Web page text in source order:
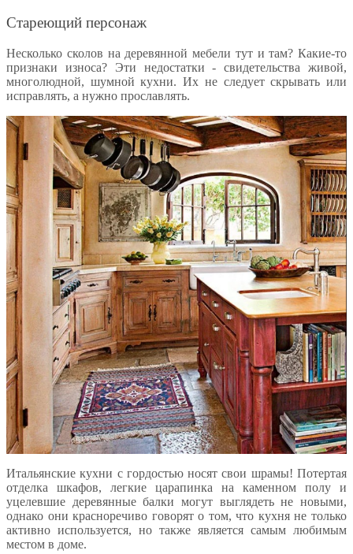
Стареющий персонаж
Несколько сколов на деревянной мебели тут и там? Какие-то
признаки износа? Эти недостатки - свидетельства живой,
многолюдной, шумной кухни. Их не следует скрывать или
исправлять, а нужно прославлять.
Итальянские кухни с гордостью носят свои шрамы! Потертая
отделка шкафов, легкие царапинка на каменном полу и
уцелевшие деревянные балки могут выглядеть не новыми,
однако они красноречиво говорят о том, что кухня не только
активно используется, но также является самым любимым
местом в доме.